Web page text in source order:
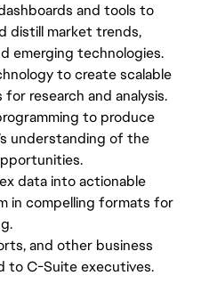
and tools to
distill market trends,
emerging technologies.
to create scalable
research and analysis.
to produce
understanding of the
data into actionable
in compelling formats for
and other business
to C-Suite executives.